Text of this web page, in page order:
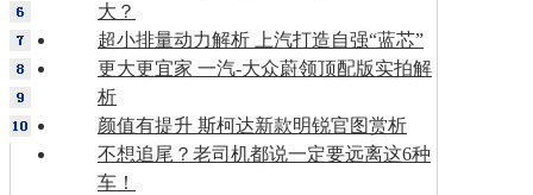
大？
超小排量动力解析 上汽打造自强“蓝芯”
更大更宜家 一汽-大众蔚领顶配版实拍解
析
颜值有提升 斯柯达新款明锐官图赏析
不想追尾？老司机都说一定要远离这6种
车！